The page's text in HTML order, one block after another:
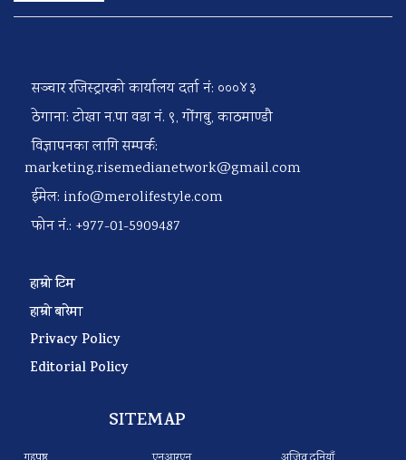
सञ्चार रजिस्ट्रारको कार्यालय दर्ता नं: ०००४३
ठेगाना: टोखा न.पा वडा नं. ९, गोंगबु, काठमाण्डौ
विज्ञापनका लागि सम्पर्क:
marketing.risemedianetwork@gmail.com
ईमेल: info@merolifestyle.com
फोन नं.: +977-01-5909487
हाम्रो टिम
हाम्रो बारेमा
Privacy Policy
Editorial Policy
SITEMAP